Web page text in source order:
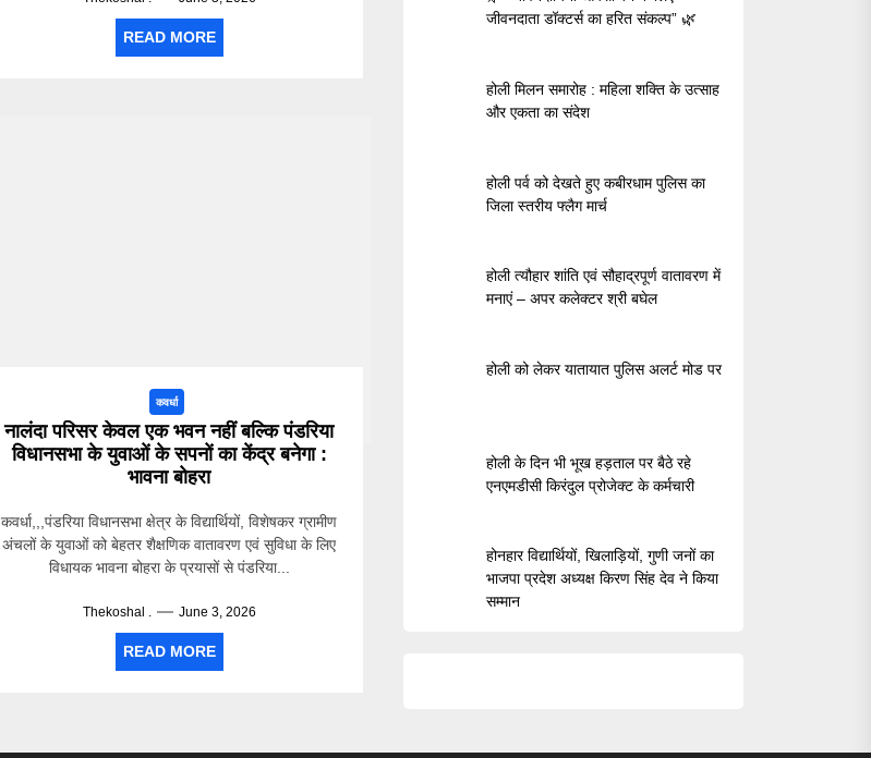
READ MORE
कवर्धा
नालंदा परिसर केवल एक भवन नहीं बल्कि पंडरिया
विधानसभा के युवाओं के सपनों का केंद्र बनेगा :
भावना बोहरा
कवर्धा,,,पंडरिया विधानसभा क्षेत्र के विद्यार्थियों, विशेषकर ग्रामीण
अंचलों के युवाओं को बेहतर शैक्षणिक वातावरण एवं सुविधा के लिए
विधायक भावना बोहरा के प्रयासों से पंडरिया...
Thekoshal . June 3, 2026
READ MORE
जीवनदाता डॉक्टर्स का हरित संकल्प” 🌿
होली मिलन समारोह : महिला शक्ति के उत्साह
और एकता का संदेश
होली पर्व को देखते हुए कबीरधाम पुलिस का
जिला स्तरीय फ्लैग मार्च
होली त्यौहार शांति एवं सौहाद्रपूर्ण वातावरण में
मनाएं – अपर कलेक्टर श्री बघेल
होली को लेकर यातायात पुलिस अलर्ट मोड पर
होली के दिन भी भूख हड़ताल पर बैठे रहे
एनएमडीसी किरंदुल प्रोजेक्ट के कर्मचारी
होनहार विद्यार्थियों, खिलाड़ियों, गुणी जनों का
भाजपा प्रदेश अध्यक्ष किरण सिंह देव ने किया
सम्मान